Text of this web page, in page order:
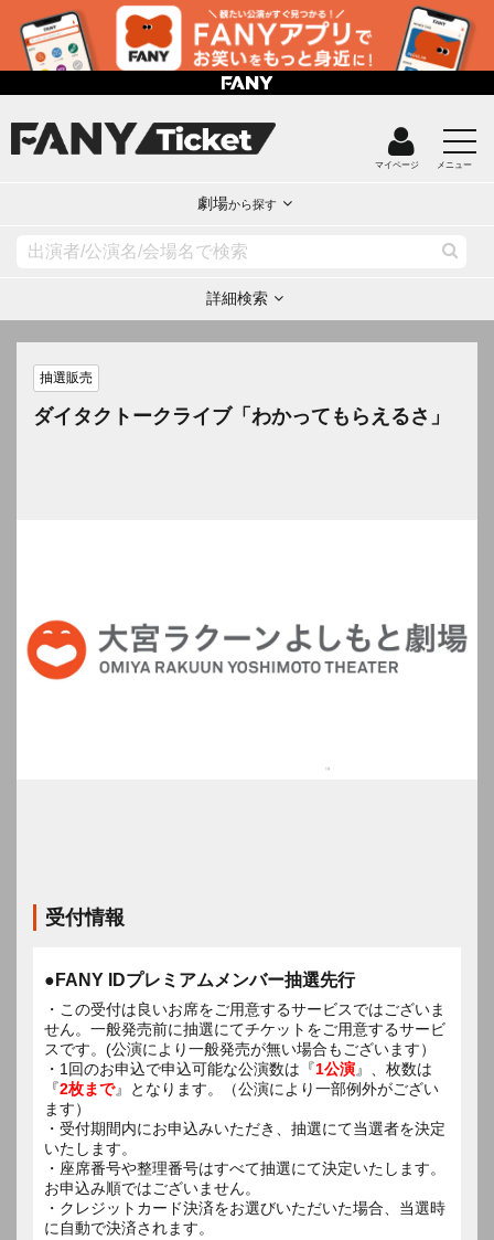
マイページ メニュー
劇場から探す
詳細検索
抽選販売
ダイタクトークライブ「わかってもらえるさ」
受付情報
●FANY IDプレミアムメンバー抽選先行
・この受付は良いお席をご用意するサービスではございま
せん。一般発売前に抽選にてチケットをご用意するサービ
スです。(公演により一般発売が無い場合もございます）
・1回のお申込で申込可能な公演数は『1公演』、枚数は
『2枚まで』となります。（公演により一部例外がござい
ます）
・受付期間内にお申込みいただき、抽選にて当選者を決定
いたします。
・座席番号や整理番号はすべて抽選にて決定いたします。
お申込み順ではございません。
・クレジットカード決済をお選びいただいた場合、当選時
に自動で決済されます。